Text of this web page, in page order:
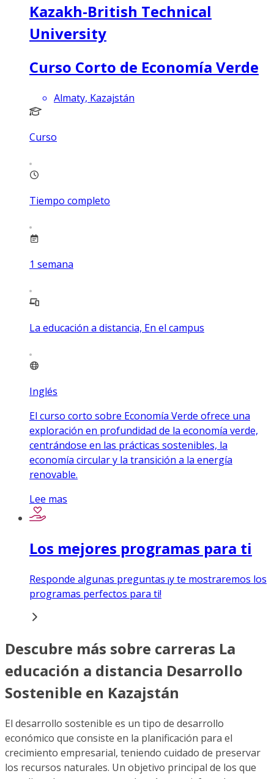
Kazakh-British Technical
University
Curso Corto de Economía Verde
Almaty, Kazajstán
Curso
Tiempo completo
1 semana
La educación a distancia, En el campus
Inglés
El curso corto sobre Economía Verde ofrece una
exploración en profundidad de la economía verde,
centrándose en las prácticas sostenibles, la
economía circular y la transición a la energía
renovable.
Lee mas
Los mejores programas para ti
Responde algunas preguntas ¡y te mostraremos los
programas perfectos para ti!
Descubre más sobre carreras La
educación a distancia Desarrollo
Sostenible en Kazajstán
El desarrollo sostenible es un tipo de desarrollo
económico que consiste en la planificación para el
crecimiento empresarial, teniendo cuidado de preservar
los recursos naturales. Un objetivo principal de los que